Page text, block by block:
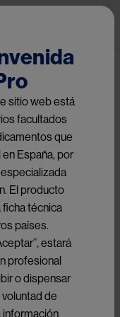
principal
y
Y
sitio web está
facultados
que
España, por
El producto
ficha técnica
países.
estará
profesional
o dispensar
de
información